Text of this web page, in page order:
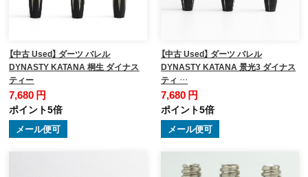
【中古 Used】 ダーツ バレル
DYNASTY KATANA 桐生 ダイナス
ティー
7,680 円
ポイント5倍
メール便可
【中古 Used】 ダーツ バレル
DYNASTY KATANA 景光3 ダイナス
ティ …
7,680 円
ポイント5倍
メール便可